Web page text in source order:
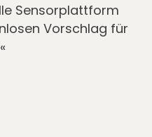
Sensorplattform
Vorschlag für